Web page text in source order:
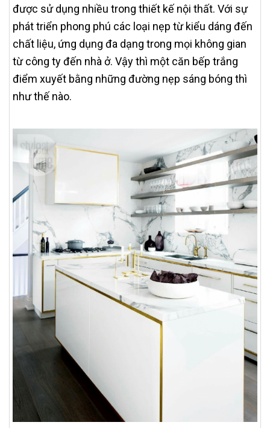
được sử dụng nhiều trong thiết kế nội thất. Với sự
phát triển phong phú các loại nẹp từ kiểu dáng đến
chất liệu, ứng dụng đa dạng trong mọi không gian
từ công ty đến nhà ở. Vậy thì một căn bếp trắng
điểm xuyết bằng những đường nẹp sáng bóng thì
như thế nào.